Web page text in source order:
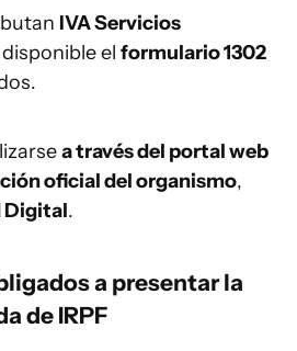
IVA Servicios
el formulario 1302
a través del portal web
oficial del organismo,
Digital.
a presentar la
de IRPF